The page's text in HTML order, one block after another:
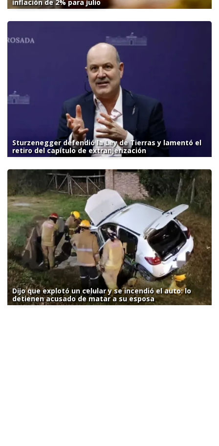
inflación de 2% para julio
Sturzenegger defendió la Ley de Tierras y lamentó el
retiro del capítulo de extranjerización
Dijo que explotó un celular y se incendió el auto: lo
detienen acusado de matar a su esposa